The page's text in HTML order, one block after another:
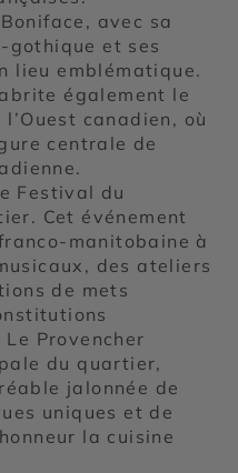
avec sa
gothique et ses
lieu emblématique.
également le
canadien, où
centrale de
Festival du
Cet événement
manitobaine à
des ateliers
de mets
Provencher
du quartier,
jalonnée de
uniques et de
la cuisine